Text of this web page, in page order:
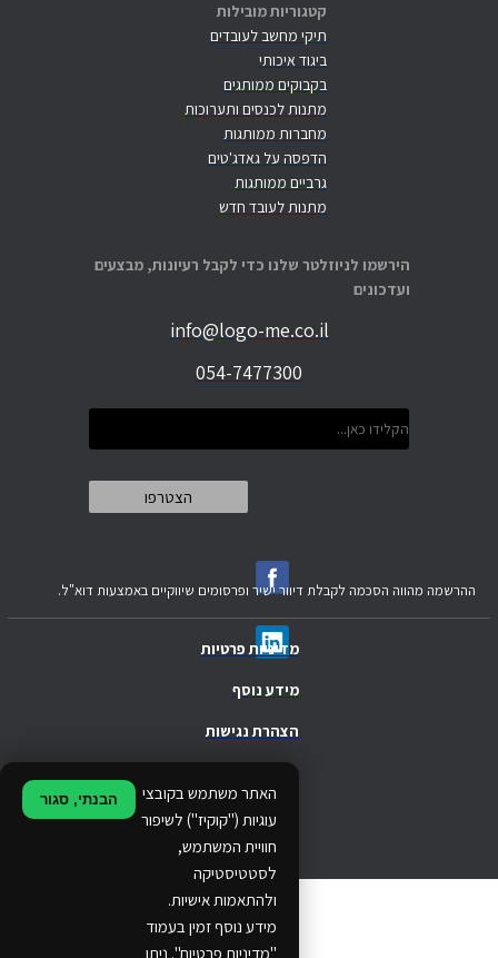
קטגוריות מובילות
תיקי מחשב לעובדים
ביגוד איכותי
בקבוקים ממותגים
מתנות לכנסים ותערוכות
מחברות ממותגות
הדפסה על גאדג'טים
גרביים ממותגות
מתנות לעובד חדש
הירשמו לניוזלטר שלנו כדי לקבל רעיונות, מבצעים
ועדכונים
info@logo-me.co.il
054-7477300
מדיניות פרטיות
האתר משתמש בקובצי
עוגיות ("קוקיז") לשיפור
חוויית המשתמש,
לסטטיסטיקה
ולהתאמות אישיות.
מידע נוסף זמין בעמוד
"מדיניות פרטיות". ניתן
הבנתי, סגור
מידע נוסף
.
הצהרת נגישות
ההרשמה מהווה הסכמה לקבלת דיוור ישיר ופרסומים שיווקיים באמצעות דוא"ל.
© 2024 Ethos Business. All rights reserved.